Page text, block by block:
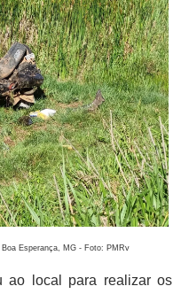
Esperança, MG - Foto: PMRv
ao local para realizar os